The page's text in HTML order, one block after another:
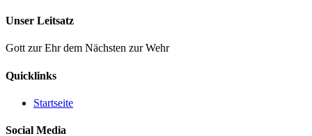
Unser Leitsatz
Gott zur Ehr dem Nächsten zur Wehr
Quicklinks
Startseite
Social Media